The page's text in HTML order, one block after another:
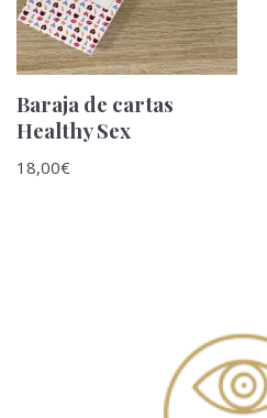
Baraja de cartas
Healthy Sex
18,00€